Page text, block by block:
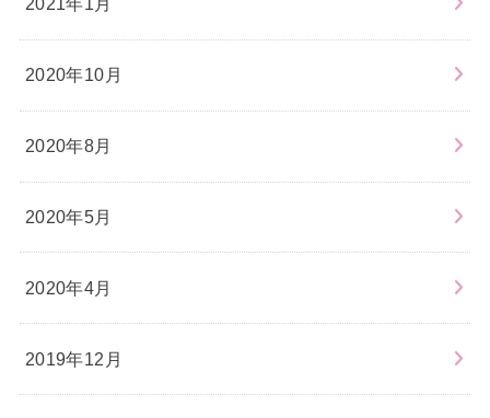
2020年10月
2020年8月
2020年5月
2020年4月
2019年12月